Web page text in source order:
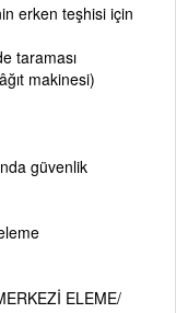
erken teşhisi için
taraması
makinesi)
güvenlik
ELEME/